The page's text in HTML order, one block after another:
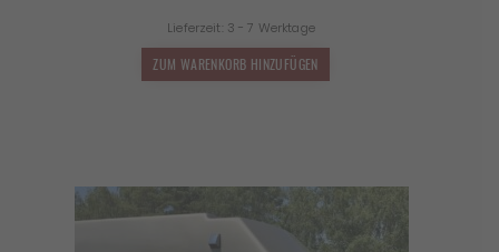
war:
2.999,00 €
Lieferzeit: 3 - 7 Werktage
ZUM WARENKORB HINZUFÜGEN